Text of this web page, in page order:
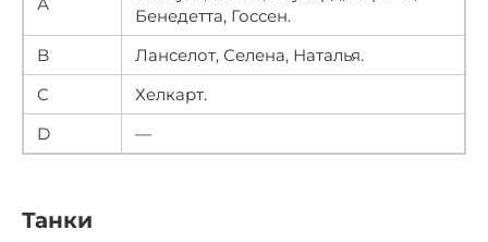
Бенедетта, Госсен.
B
Ланселот, Селена, Наталья.
C
Хелкарт.
D
—
Танки